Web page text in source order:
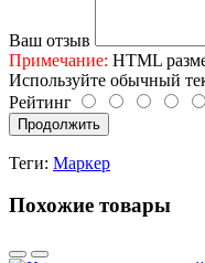
Ваш отзыв
Примечание: HTML
Используйте обычный
Рейтинг
Продолжить
Теги: Маркер
Похожие товары